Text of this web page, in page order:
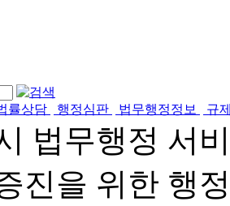
률상담 행정심판 법무행정정보 규
법무행정 서
진을 위한 행